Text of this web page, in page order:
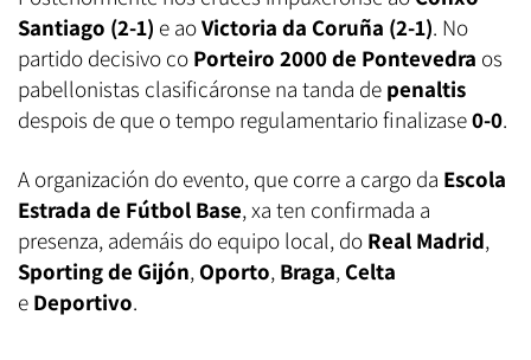
Santiago (2-1) e aoVictoria da Coruña (2-1). No
partido decisivo co Porteiro 2000 de Pontevedra os
pabellonistas clasificáronse na tanda de penaltis
despois de que o tempo regulamentario finalizase0-0.
A organización do evento, que corre a cargo da Escola
Estrada de Fútbol Base, xa ten confirmada a
presenza, ademáis do equipo local, do Real Madrid,
Sporting de Gijón, Oporto, Braga, Celta
e Deportivo.